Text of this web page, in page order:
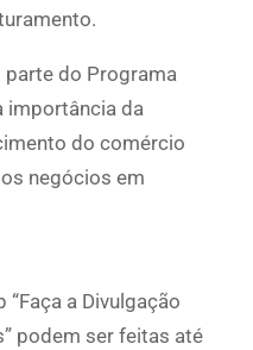
do Programa
importância da
do comércio
negócios em
a Divulgação
podem ser feitas até